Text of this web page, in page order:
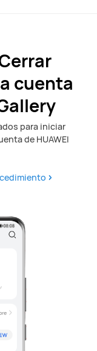
cuenta
para iniciar
de HUAWEI